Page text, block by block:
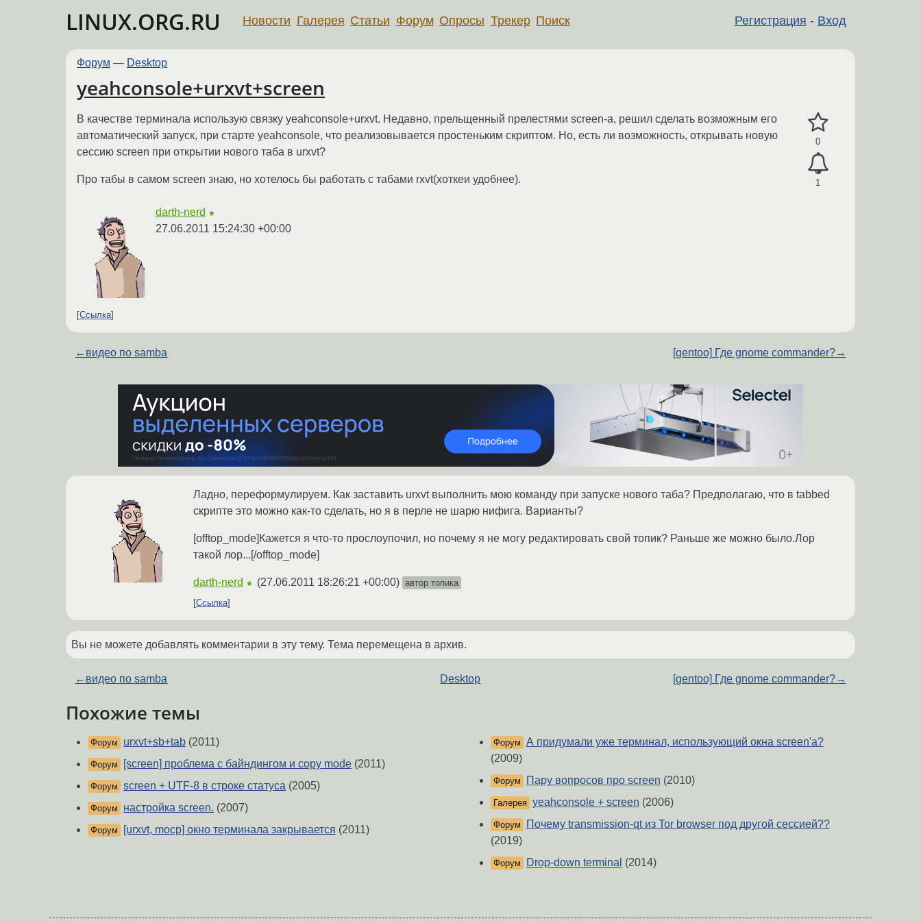
LINUX.ORG.RU Регистрация - Вход
Новости Галерея Статьи Форум Опросы Трекер Поиск
Форум — Desktop
yeahconsole+urxvt+screen
0
1
В качестве терминала использую связку yeahconsole+urxvt. Недавно, прельщенный прелестями screen-а, решил сделать возможным его
автоматический запуск, при старте yeahconsole, что реализовывается простеньким скриптом. Но, есть ли возможность, открывать новую
сессию screen при открытии нового таба в urxvt?
Про табы в самом screen знаю, но хотелось бы работать с табами rxvt(хоткеи удобнее).
darth-nerd ★
27.06.2011 15:24:30 +00:00
Ссылка
← видео по samba [gentoo] Где gnome commander?→
Ладно, переформулируем. Как заставить urxvt выполнить мою команду при запуске нового таба? Предполагаю, что в tabbed
скрипте это можно как-то сделать, но я в перле не шарю нифига. Варианты?
[offtop_mode]Кажется я что-то прослоупочил, но почему я не могу редактировать свой топик? Раньше же можно было.Лор
такой лор...[/offtop_mode]
darth-nerd ★ (27.06.2011 18:26:21 +00:00) автор топика
Ссылка
Вы не можете добавлять комментарии в эту тему. Тема перемещена в архив.
← видео по samba Desktop [gentoo] Где gnome commander?→
Похожие темы
Форум urxvt+sb+tab (2011)
Форум [screen] проблема с байндингом и copy mode (2011)
Форум screen + UTF-8 в строке статуса (2005)
Форум настройка screen. (2007)
Форум [urxvt, mocp] окно терминала закрывается (2011)
Форум А придумали уже терминал, использующий окна screen'a?
(2009)
Форум Пару вопросов про screen (2010)
Галерея yeahconsole + screen (2006)
Форум
Почему transmission-qt из Tor browser под другой сессией??
(2019)
Форум Drop-down terminal (2014)